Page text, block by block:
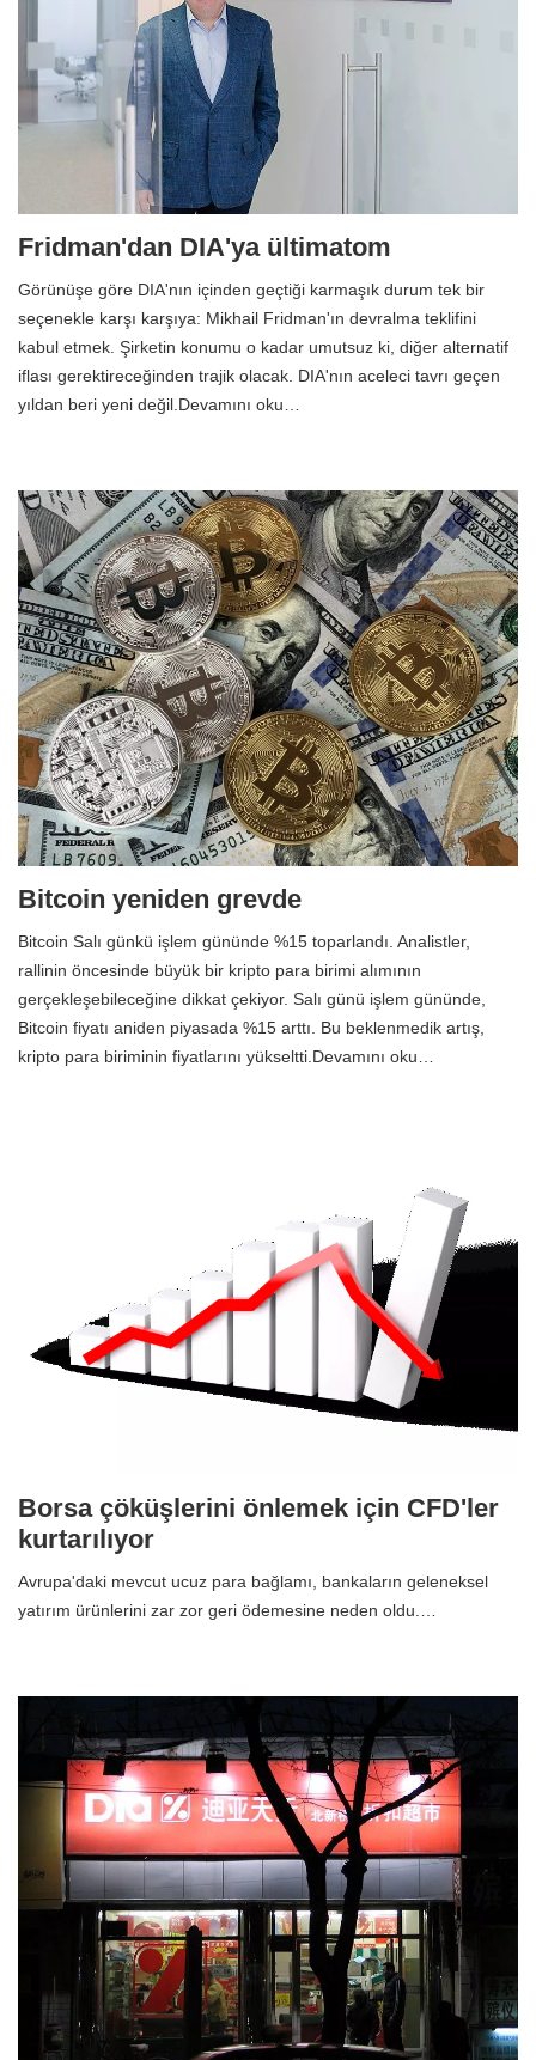
Fridman'dan DIA'ya ültimatom
Görünüşe göre DIA'nın içinden geçtiği karmaşık durum tek bir
seçenekle karşı karşıya: Mikhail Fridman'ın devralma teklifini
kabul etmek. Şirketin konumu o kadar umutsuz ki, diğer alternatif
iflası gerektireceğinden trajik olacak. DIA'nın aceleci tavrı geçen
yıldan beri yeni değil.Devamını oku…
Bitcoin yeniden grevde
Bitcoin Salı günkü işlem gününde %15 toparlandı. Analistler,
rallinin öncesinde büyük bir kripto para birimi alımının
gerçekleşebileceğine dikkat çekiyor. Salı günü işlem gününde,
Bitcoin fiyatı aniden piyasada %15 arttı. Bu beklenmedik artış,
kripto para biriminin fiyatlarını yükseltti.Devamını oku…
Borsa çöküşlerini önlemek için CFD'ler
kurtarılıyor
Avrupa'daki mevcut ucuz para bağlamı, bankaların geleneksel
yatırım ürünlerini zar zor geri ödemesine neden oldu.…